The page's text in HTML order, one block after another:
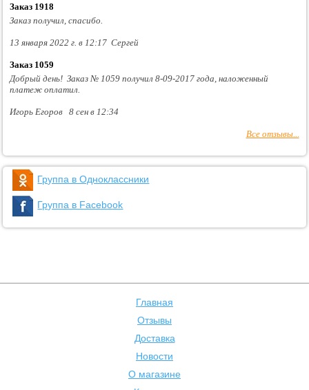
Заказ 1918
Заказ получил, спасибо.
13 января 2022 г. в 12:17 Сергей
Заказ 1059
Добрый день! Заказ № 1059 получил 8-09-2017 года, наложенный
платеж оплатил.
Игорь Егоров 8 сен в 12:34
Все отзывы...
Группа в Одноклассники
Группа в Facebook
Главная
Отзывы
Доставка
Новости
О магазине